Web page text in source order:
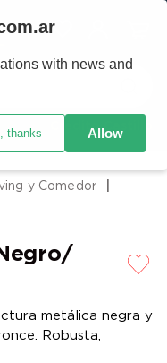
Crédito Castillo
y Comedor
metálica negra y
Robusta,
with news and
thanks Allow